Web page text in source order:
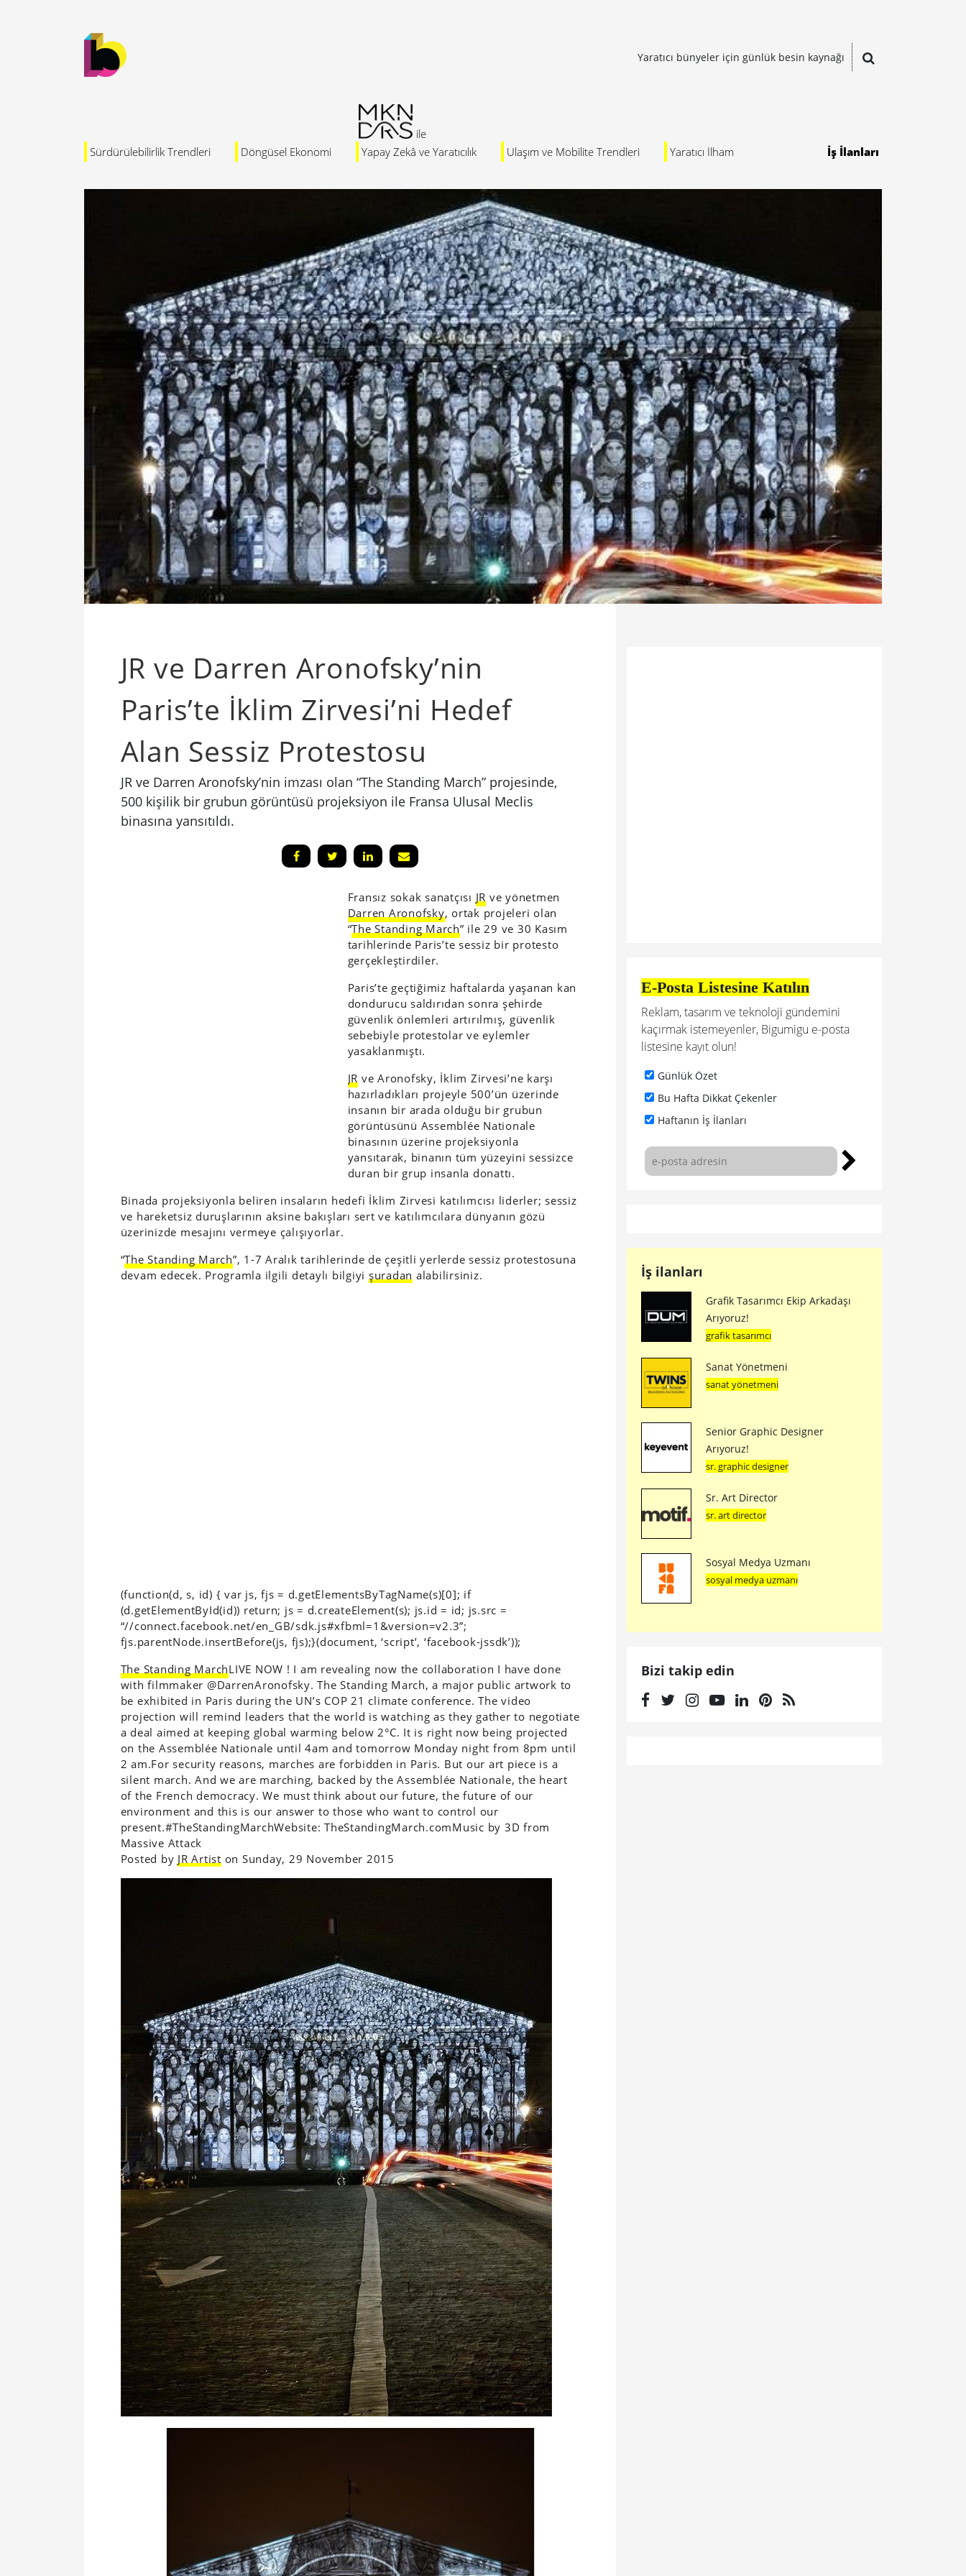
Yaratıcı bünyeler için günlük besin kaynağı
Sürdürülebilirlik Trendleri Döngüsel Ekonomi Yapay Zekâ ve Yaratıcılık Ulaşım ve Mobilite Trendleri Yaratıcı İlham İş İlanları
JR ve Darren Aronofsky’nin
Paris’te İklim Zirvesi’ni Hedef
Alan Sessiz Protestosu
JR ve Darren Aronofsky’nin imzası olan “The Standing March” projesinde,
500 kişilik bir grubun görüntüsü projeksiyon ile Fransa Ulusal Meclis
binasına yansıtıldı.
Fransız sokak sanatçısı JR ve yönetmen
Darren Aronofsky, ortak projeleri olan
“The Standing March” ile 29 ve 30 Kasım
tarihlerinde Paris’te sessiz bir protesto
gerçekleştirdiler.
Paris’te geçtiğimiz haftalarda yaşanan kan
dondurucu saldırıdan sonra şehirde
güvenlik önlemleri artırılmış, güvenlik
sebebiyle protestolar ve eylemler
yasaklanmıştı.
JR ve Aronofsky, İklim Zirvesi’ne karşı
hazırladıkları projeyle 500’ün üzerinde
insanın bir arada olduğu bir grubun
görüntüsünü Assemblée Nationale
binasının üzerine projeksiyonla
yansıtarak, binanın tüm yüzeyini sessizce
duran bir grup insanla donattı.
Binada projeksiyonla beliren insaların hedefi İklim Zirvesi katılımcısı liderler; sessiz
ve hareketsiz duruşlarının aksine bakışları sert ve katılımcılara dünyanın gözü
üzerinizde mesajını vermeye çalışıyorlar.
“The Standing March”, 1-7 Aralık tarihlerinde de çeşitli yerlerde sessiz protestosuna
devam edecek. Programla ilgili detaylı bilgiyi şuradan alabilirsiniz.
(function(d, s, id) { var js, fjs = d.getElementsByTagName(s)[0]; if
(d.getElementById(id)) return; js = d.createElement(s); js.id = id; js.src =
“//connect.facebook.net/en_GB/sdk.js#xfbml=1&version=v2.3”;
fjs.parentNode.insertBefore(js, fjs);}(document, ‘script’, ‘facebook-jssdk’));
The Standing MarchLIVE NOW ! I am revealing now the collaboration I have done
with filmmaker @DarrenAronofsky. The Standing March, a major public artwork to
be exhibited in Paris during the UN’s COP 21 climate conference. The video
projection will remind leaders that the world is watching as they gather to negotiate
a deal aimed at keeping global warming below 2°C. It is right now being projected
on the Assemblée Nationale until 4am and tomorrow Monday night from 8pm until
2 am.For security reasons, marches are forbidden in Paris. But our art piece is a
silent march. And we are marching, backed by the Assemblée Nationale, the heart
of the French democracy. We must think about our future, the future of our
environment and this is our answer to those who want to control our
present.#TheStandingMarchWebsite: TheStandingMarch.comMusic by 3D from
Massive Attack
Posted by JR Artist on Sunday, 29 November 2015
E-Posta Listesine Katılın
Reklam, tasarım ve teknoloji gündemini
kaçırmak istemeyenler, Bigumigu e-posta
listesine kayıt olun!
Günlük Özet
Bu Hafta Dikkat Çekenler
Haftanın İş İlanları
İş ilanları
Grafik Tasarımcı Ekip Arkadaşı
Arıyoruz!
grafik tasarımcı
Sanat Yönetmeni
sanat yönetmeni
Senior Graphic Designer
Arıyoruz!
sr. graphic designer
Sr. Art Director
sr. art director
Sosyal Medya Uzmanı
sosyal medya uzmanı
Bizi takip edin